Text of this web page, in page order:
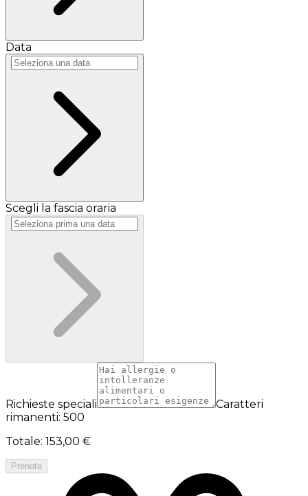
Data
Scegli la fascia oraria
Richieste speciali
Caratteri
rimanenti: 500
Totale: 153,00 €
Prenota